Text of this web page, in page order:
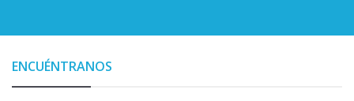
ENCUÉNTRANOS